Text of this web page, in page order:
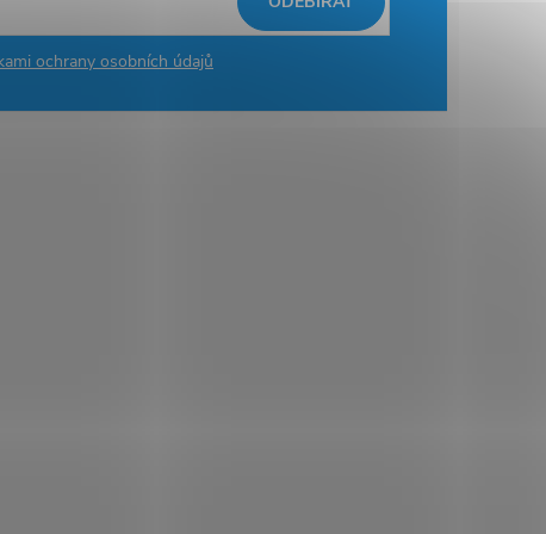
ochrany osobních údajů